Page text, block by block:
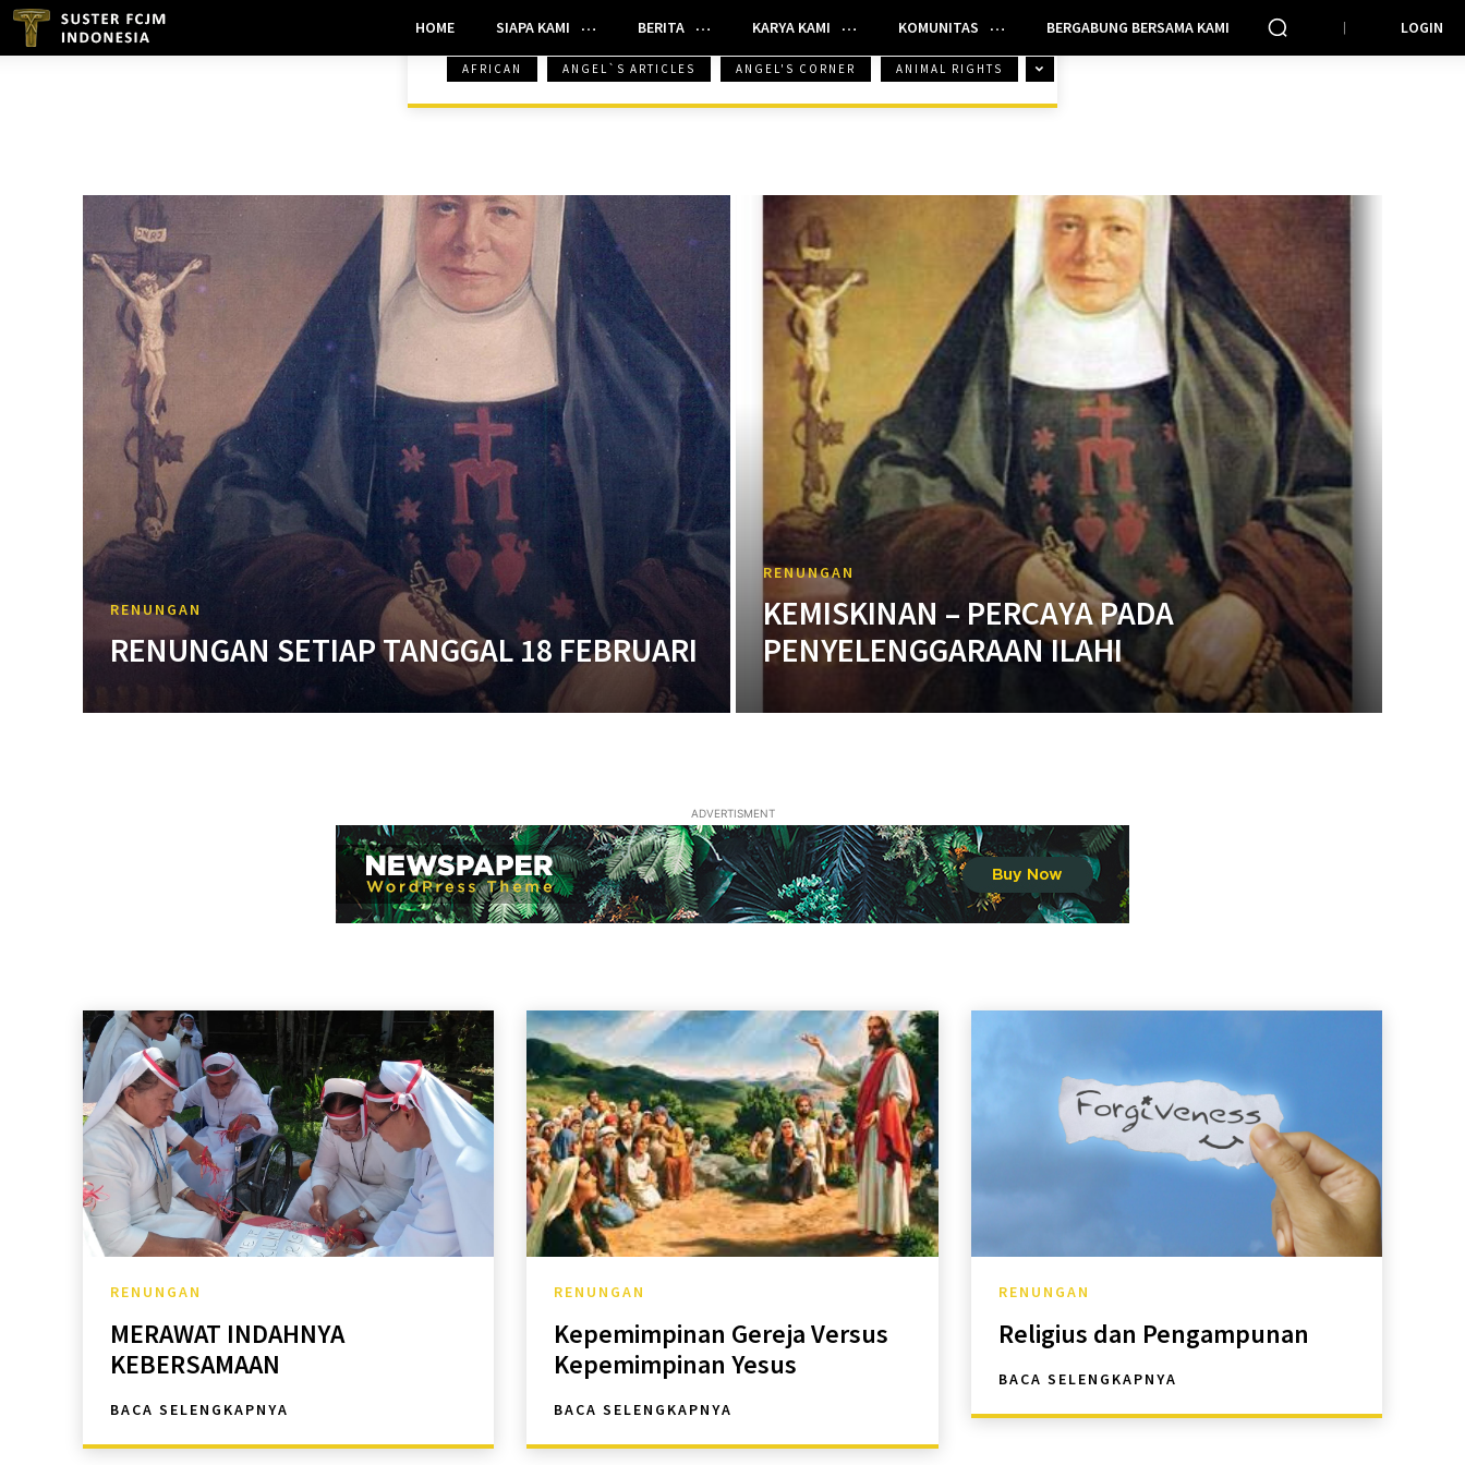
HOME SIAPA KAMI BERITA KARYA KAMI KOMUNITAS BERGABUNG BERSAMA KAMI LOGIN
AFRICAN ANGEL`S ARTICLES ANGEL'S CORNER ANIMAL RIGHTS
RENUNGAN
RENUNGAN SETIAP TANGGAL 18 FEBRUARI
RENUNGAN
KEMISKINAN – PERCAYA PADA
PENYELENGGARAAN ILAHI
ADVERTISMENT
RENUNGAN
MERAWAT INDAHNYA
KEBERSAMAAN
BACA SELENGKAPNYA
RENUNGAN
Kepemimpinan Gereja Versus
Kepemimpinan Yesus
BACA SELENGKAPNYA
RENUNGAN
Religius dan Pengampunan
BACA SELENGKAPNYA